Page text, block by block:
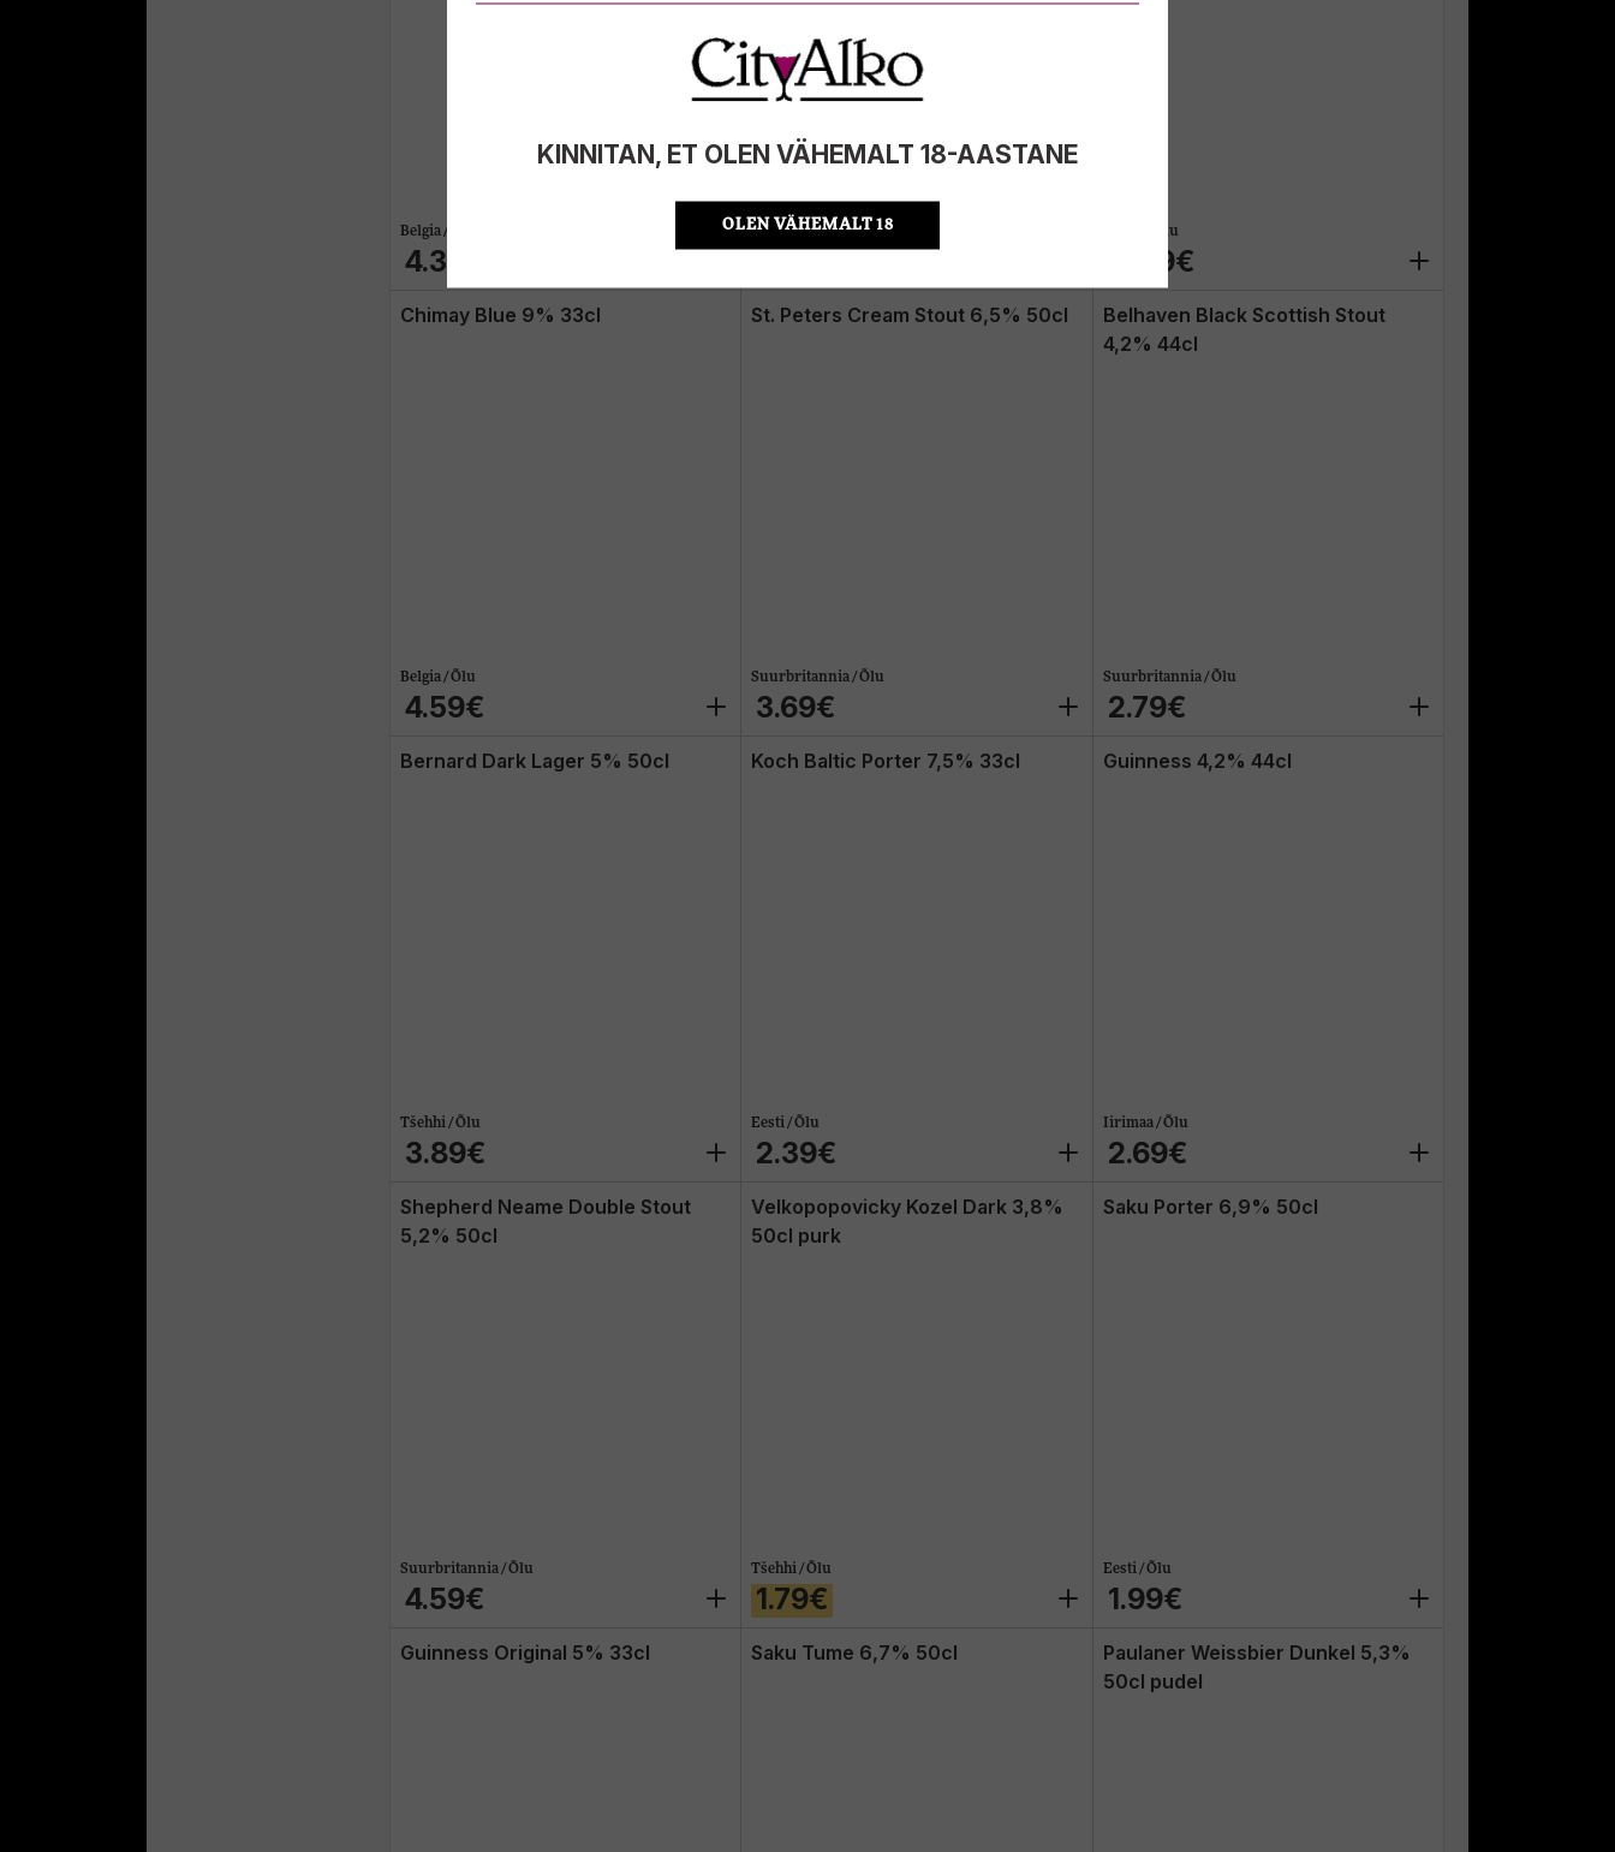
KINNITAN, ET OLEN VÄHEMALT 18-AASTANE
OLEN VÄHEMALT 18
Belgia / Õlu
4.39€
Belgia / Õlu
9.99€
Belgia / Õlu
11.99€
Chimay Blue 9% 33cl
Belgia / Õlu
4.59€
St. Peters Cream Stout 6,5% 50cl
Suurbritannia / Õlu
3.69€
Belhaven Black Scottish Stout
4,2% 44cl
Suurbritannia / Õlu
2.79€
Bernard Dark Lager 5% 50cl
Tšehhi / Õlu
3.89€
Koch Baltic Porter 7,5% 33cl
Eesti / Õlu
2.39€
Guinness 4,2% 44cl
Iirimaa / Õlu
2.69€
Shepherd Neame Double Stout
5,2% 50cl
Suurbritannia / Õlu
4.59€
Velkopopovicky Kozel Dark 3,8%
50cl purk
Tšehhi / Õlu
1.79€
Saku Porter 6,9% 50cl
Eesti / Õlu
1.99€
Guinness Original 5% 33cl Saku Tume 6,7% 50cl
Paulaner Weissbier Dunkel 5,3%
50cl pudel